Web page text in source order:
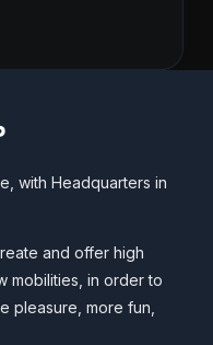
with Headquarters in
and offer high
mobilities, in order to
pleasure, more fun,